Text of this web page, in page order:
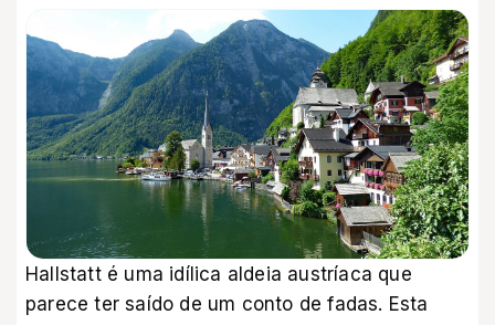
Hallstatt é uma idílica aldeia austríaca que
parece ter saído de um conto de fadas. Esta